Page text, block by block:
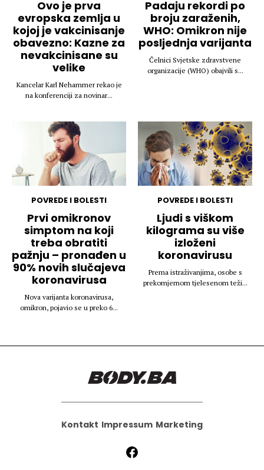
Ovo je prva
evropska zemlja u
kojoj je vakcinisanje
obavezno: Kazne za
nevakcinisane su
velike
Kancelar Karl Nehammer rekao je
na konferenciji za novinar...
Padaju rekordi po
broju zaraženih,
WHO: Omikron nije
posljednja varijanta
Čelnici Svjetske zdravstvene
organizacije (WHO) obajvili s...
POVREDE I BOLESTI
Prvi omikronov
simptom na koji
treba obratiti
pažnju – pronađen u
90% novih slučajeva
koronavirusa
Nova varijanta koronavirusa,
omikron, pojavio se u preko 6...
POVREDE I BOLESTI
Ljudi s viškom
kilograma su više
izloženi
koronavirusu
Prema istraživanjima, osobe s
prekomjernom tjelesenom teži...
Kontakt Impressum Marketing